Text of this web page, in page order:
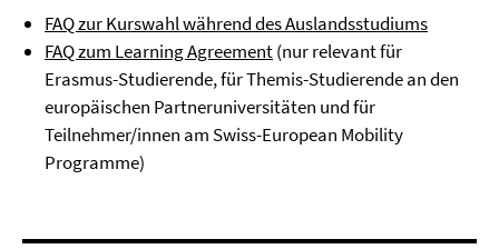
FAQ zur Kurswahl während des Auslandsstudiums
FAQ zum Learning Agreement(nur relevant für
Erasmus-Studierende, für Themis-Studierende an den
europäischen Partneruniversitäten und für
Teilnehmer/innen am Swiss-European Mobility
Programme)